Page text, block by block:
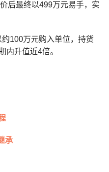
后最终以499万元易手，实
100万元购入单位，持货
内升值近4倍。
承